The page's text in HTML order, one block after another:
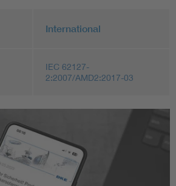
International
IEC 62127-
2:2007/AMD2:2017-03